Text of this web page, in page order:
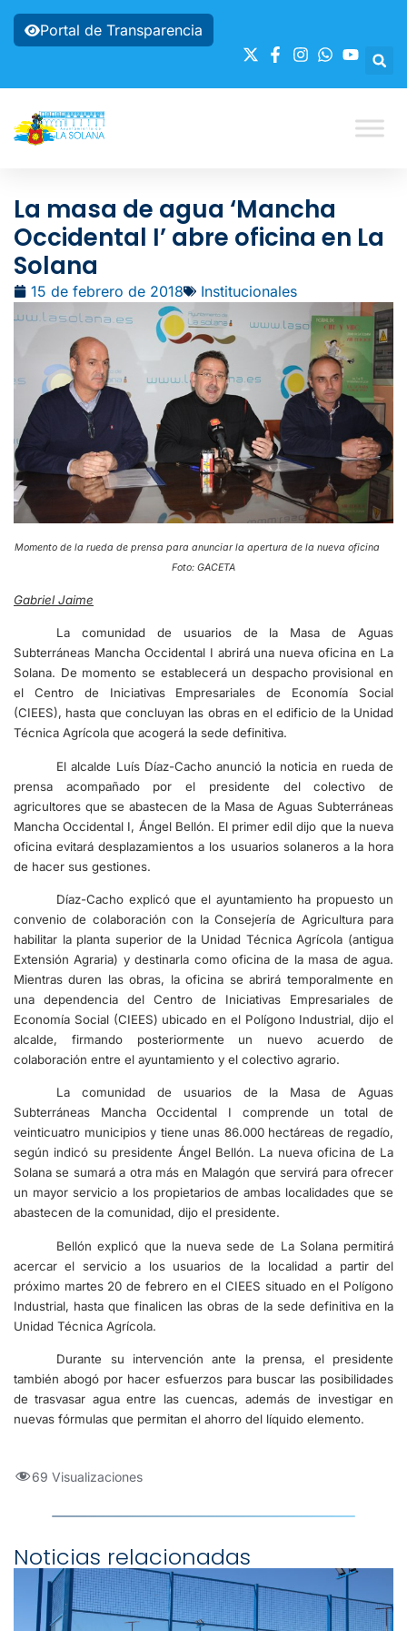
Portal de Transparencia
La masa de agua ‘Mancha
Occidental I’ abre oficina en La
Solana
15 de febrero de 2018 Institucionales
Momento de la rueda de prensa para anunciar la apertura de la nueva oficina
Foto: GACETA
Gabriel Jaime
La comunidad de usuarios de la Masa de Aguas
Subterráneas Mancha Occidental I abrirá una nueva oficina en La
Solana. De momento se establecerá un despacho provisional en
el Centro de Iniciativas Empresariales de Economía Social
(CIEES), hasta que concluyan las obras en el edificio de la Unidad
Técnica Agrícola que acogerá la sede definitiva.
El alcalde Luís Díaz-Cacho anunció la noticia en rueda de
prensa acompañado por el presidente del colectivo de
agricultores que se abastecen de la Masa de Aguas Subterráneas
Mancha Occidental I, Ángel Bellón. El primer edil dijo que la nueva
oficina evitará desplazamientos a los usuarios solaneros a la hora
de hacer sus gestiones.
Díaz-Cacho explicó que el ayuntamiento ha propuesto un
convenio de colaboración con la Consejería de Agricultura para
habilitar la planta superior de la Unidad Técnica Agrícola (antigua
Extensión Agraria) y destinarla como oficina de la masa de agua.
Mientras duren las obras, la oficina se abrirá temporalmente en
una dependencia del Centro de Iniciativas Empresariales de
Economía Social (CIEES) ubicado en el Polígono Industrial, dijo el
alcalde, firmando posteriormente un nuevo acuerdo de
colaboración entre el ayuntamiento y el colectivo agrario.
La comunidad de usuarios de la Masa de Aguas
Subterráneas Mancha Occidental I comprende un total de
veinticuatro municipios y tiene unas 86.000 hectáreas de regadío,
según indicó su presidente Ángel Bellón. La nueva oficina de La
Solana se sumará a otra más en Malagón que servirá para ofrecer
un mayor servicio a los propietarios de ambas localidades que se
abastecen de la comunidad, dijo el presidente.
Bellón explicó que la nueva sede de La Solana permitirá
acercar el servicio a los usuarios de la localidad a partir del
próximo martes 20 de febrero en el CIEES situado en el Polígono
Industrial, hasta que finalicen las obras de la sede definitiva en la
Unidad Técnica Agrícola.
Durante su intervención ante la prensa, el presidente
también abogó por hacer esfuerzos para buscar las posibilidades
de trasvasar agua entre las cuencas, además de investigar en
nuevas fórmulas que permitan el ahorro del líquido elemento.
69 Visualizaciones
Noticias relacionadas